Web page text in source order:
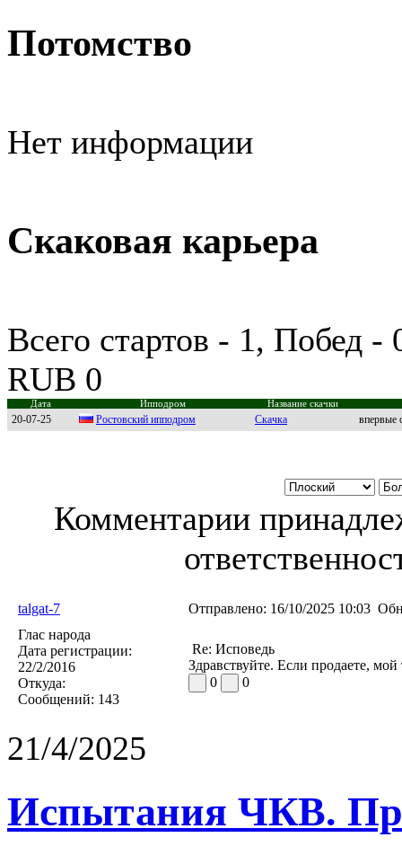
Потомство
Нет информации
Скаковая карьера
Всего стартов - 1, Побед
RUB 0
Дата Ипподром Название скачки
20-07-25 Рoстoвский иппoдрoм Скачка впервые
Комментарии
talgat-7 Отправлено: 16/10/2025 10:03
Глас народа
Дата регистрации:
22/2/2016
Откуда:
Сообщений: 143
Re: Исповедь
Здравствуйте. Если продаете,
0
0
21/4/2025
Испытания ЧКВ.